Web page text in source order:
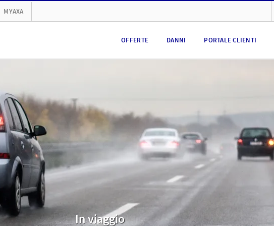
MYAXA
OFFERTE DANNI PORTALE CLIENTI
In viaggio